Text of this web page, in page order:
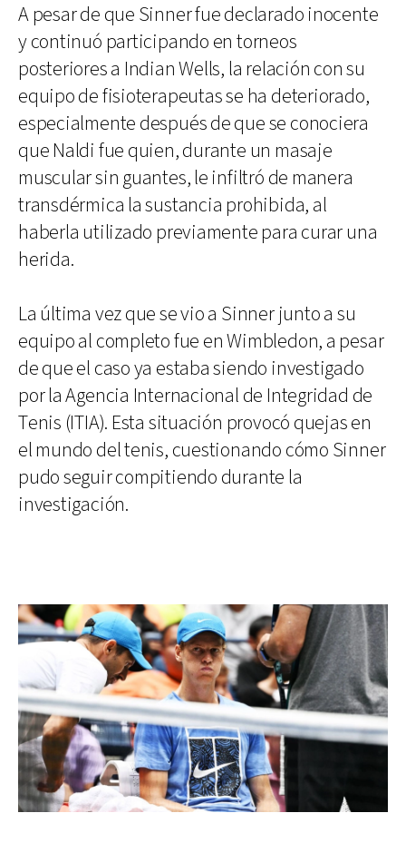
A pesar de que Sinner fue declarado inocente
y continuó participando en torneos
posteriores a Indian Wells, la relación con su
equipo de fisioterapeutas se ha deteriorado,
especialmente después de que se conociera
que Naldi fue quien, durante un masaje
muscular sin guantes, le infiltró de manera
transdérmica la sustancia prohibida, al
haberla utilizado previamente para curar una
herida.
La última vez que se vio a Sinner junto a su
equipo al completo fue en Wimbledon, a pesar
de que el caso ya estaba siendo investigado
por la Agencia Internacional de Integridad de
Tenis (ITIA). Esta situación provocó quejas en
el mundo del tenis, cuestionando cómo Sinner
pudo seguir compitiendo durante la
investigación.